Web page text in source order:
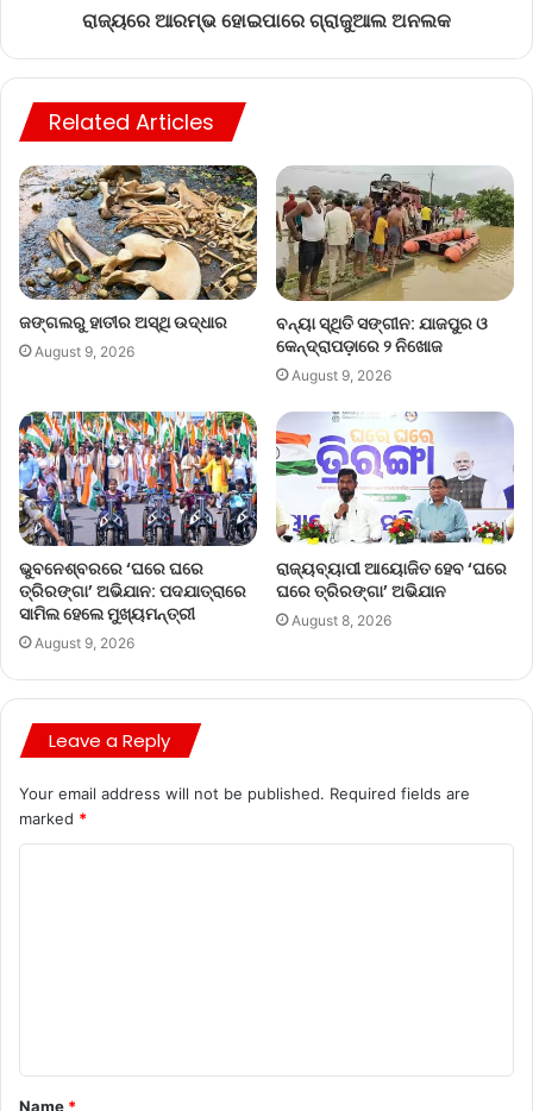
ରାଜ୍ୟରେ ଆରମ୍ଭ ହୋଇପାରେ ଗ୍ରାଜୁଆଲ ଅନଲକ
Related Articles
ଜଙ୍ଗଲରୁ ହାତୀର ଅସ୍ଥି ଉଦ୍ଧାର
August 9, 2026
ବନ୍ୟା ସ୍ଥିତି ସଙ୍ଗୀନ: ଯାଜପୁର ଓ
କେନ୍ଦ୍ରାପଡ଼ାରେ ୨ ନିଖୋଜ
August 9, 2026
ଭୁବନେଶ୍ବରରେ ‘ଘରେ ଘରେ
ତ୍ରିରଙ୍ଗା’ ଅଭିଯାନ: ପଦଯାତ୍ରାରେ
ସାମିଲ ହେଲେ ମୁଖ୍ୟମନ୍ତ୍ରୀ
August 9, 2026
ରାଜ୍ୟବ୍ୟାପୀ ଆୟୋଜିତ ହେବ ‘ଘରେ
ଘରେ ତ୍ରିରଙ୍ଗା’ ଅଭିଯାନ
August 8, 2026
Leave a Reply
Your email address will not be published. Required fields are
marked *
Name *